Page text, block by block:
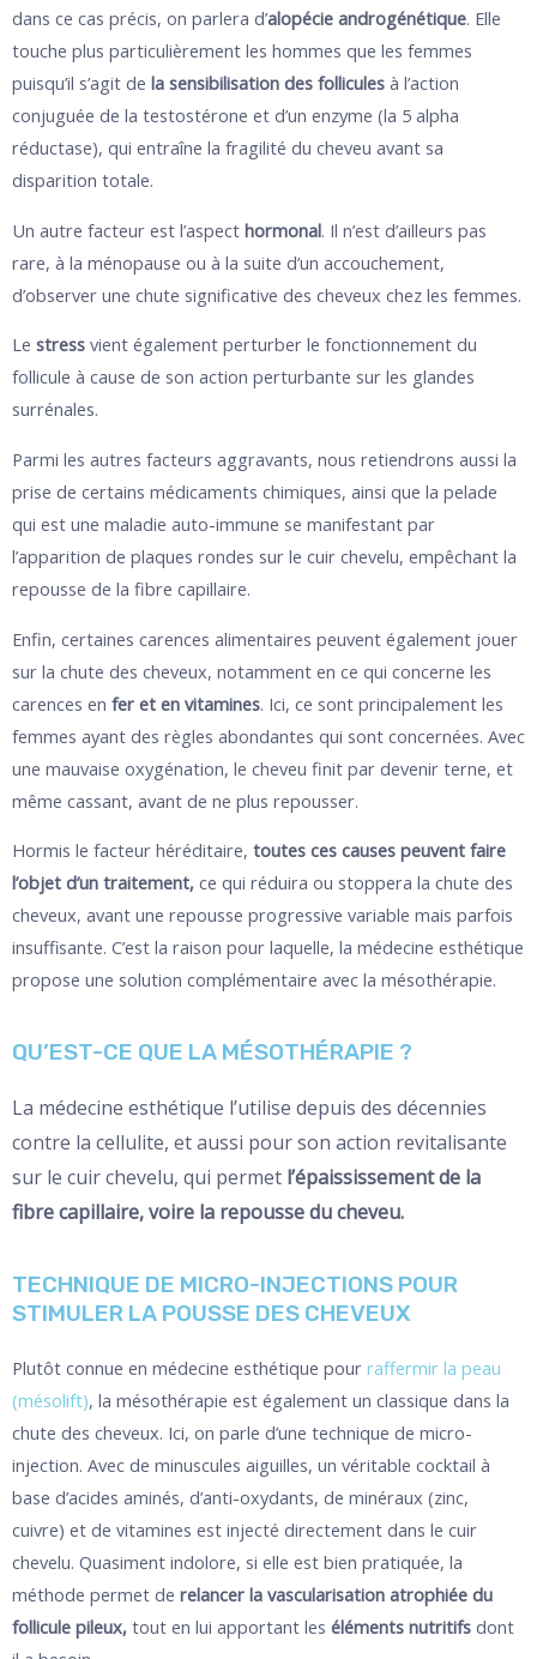
dans ce cas précis, on parlera d’alopécie androgénétique. Elle
touche plus particulièrement les hommes que les femmes
puisqu’il s’agit de la sensibilisation des follicules à l’action
conjuguée de la testostérone et d’un enzyme (la 5 alpha
réductase), qui entraîne la fragilité du cheveu avant sa
disparition totale.
Un autre facteur est l’aspect hormonal. Il n’est d’ailleurs pas
rare, à la ménopause ou à la suite d’un accouchement,
d’observer une chute significative des cheveux chez les femmes.
Le stress vient également perturber le fonctionnement du
follicule à cause de son action perturbante sur les glandes
surrénales.
Parmi les autres facteurs aggravants, nous retiendrons aussi la
prise de certains médicaments chimiques, ainsi que la pelade
qui est une maladie auto-immune se manifestant par
l’apparition de plaques rondes sur le cuir chevelu, empêchant la
repousse de la fibre capillaire.
Enfin, certaines carences alimentaires peuvent également jouer
sur la chute des cheveux, notamment en ce qui concerne les
carences en fer et en vitamines. Ici, ce sont principalement les
femmes ayant des règles abondantes qui sont concernées. Avec
une mauvaise oxygénation, le cheveu finit par devenir terne, et
même cassant, avant de ne plus repousser.
Hormis le facteur héréditaire, toutes ces causes peuvent faire
l’objet d’un traitement, ce qui réduira ou stoppera la chute des
cheveux, avant une repousse progressive variable mais parfois
insuffisante. C’est la raison pour laquelle, la médecine esthétique
propose une solution complémentaire avec la mésothérapie.
QU’EST-CE QUE LA MÉSOTHÉRAPIE ?
La médecine esthétique l’utilise depuis des décennies
contre la cellulite, et aussi pour son action revitalisante
sur le cuir chevelu, qui permet l’épaississement de la
fibre capillaire, voire la repousse du cheveu.
TECHNIQUE DE MICRO-INJECTIONS POUR
STIMULER LA POUSSE DES CHEVEUX
Plutôt connue en médecine esthétique pour raffermir la peau
(mésolift), la mésothérapie est également un classique dans la
chute des cheveux. Ici, on parle d’une technique de micro-
injection. Avec de minuscules aiguilles, un véritable cocktail à
base d’acides aminés, d’anti-oxydants, de minéraux (zinc,
cuivre) et de vitamines est injecté directement dans le cuir
chevelu. Quasiment indolore, si elle est bien pratiquée, la
méthode permet de relancer la vascularisation atrophiée du
follicule pileux, tout en lui apportant les éléments nutritifs dont